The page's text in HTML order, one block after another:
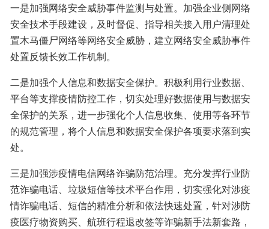
一是加强网络安全威胁事件监测与处置。加强企业侧网络
安全技术手段建设，及时督促、指导相关接入用户清理处
置木马僵尸网络等网络安全威胁，建立网络安全威胁事件
处置反馈长效工作机制。
二是加强个人信息和数据安全保护。积极利用行业数据、
平台等支撑疫情防控工作，切实处理好数据使用与数据安
全保护的关系，进一步强化个人信息收集、使用等各环节
的规范管理，将个人信息和数据安全保护各项要求落到实
处。
三是加强涉疫情电信网络诈骗防范治理。充分发挥行业防
范诈骗电话、垃圾短信等技术平台作用，切实强化对涉疫
情诈骗电话、短信的精准分析和依法快速处置，针对涉防
疫医疗物资购买、航班行程退改签等诈骗新手法新套路，